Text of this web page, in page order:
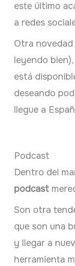
este último
a redes
Otra novedad
leyendo
está
deseando
llegue a
Podcast
Dentro del
podcast
Son otra
que son una
y llegar a
herramienta